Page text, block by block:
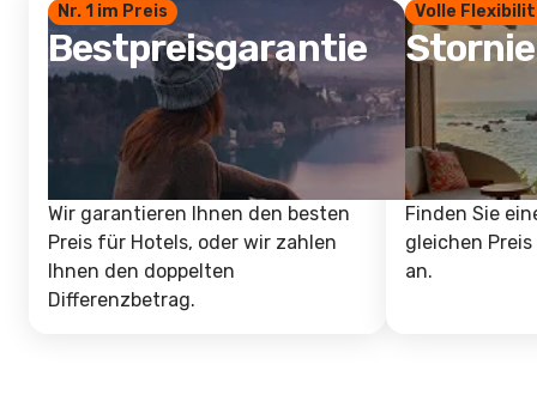
Nr. 1 im Preis
Bestpreisgarantie
Wir garantieren Ihnen den besten
Preis für Hotels, oder wir zahlen
Ihnen den doppelten
Differenzbetrag.
Volle
Finden Sie
gleichen
an.